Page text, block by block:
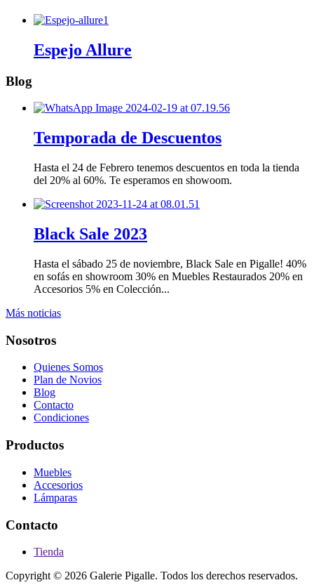
Espejo Allure
Blog
Temporada de Descuentos
Hasta el 24 de Febrero tenemos descuentos en toda la tienda
del 20% al 60%. Te esperamos en showoom.
Black Sale 2023
Hasta el sábado 25 de noviembre, Black Sale en Pigalle! 40%
en sofás en showroom 30% en Muebles Restaurados 20% en
Accesorios 5% en Colección...
Más noticias
Nosotros
Quienes Somos
Plan de Novios
Blog
Contacto
Condiciones
Productos
Muebles
Accesorios
Lámparas
Contacto
Tienda
Copyright © 2026 Galerie Pigalle. Todos los derechos reservados.